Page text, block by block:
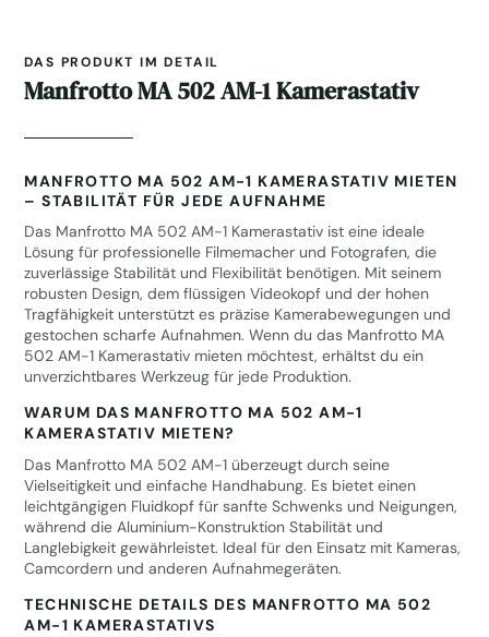
DAS PRODUKT IM DETAIL
Manfrotto MA 502 AM-1 Kamerastativ
MANFROTTO MA 502 AM-1 KAMERASTATIV MIETEN
– STABILITÄT FÜR JEDE AUFNAHME
Das Manfrotto MA 502 AM-1 Kamerastativ ist eine ideale
Lösung für professionelle Filmemacher und Fotografen, die
zuverlässige Stabilität und Flexibilität benötigen. Mit seinem
robusten Design, dem flüssigen Videokopf und der hohen
Tragfähigkeit unterstützt es präzise Kamerabewegungen und
gestochen scharfe Aufnahmen. Wenn du das Manfrotto MA
502 AM-1 Kamerastativ mieten möchtest, erhältst du ein
unverzichtbares Werkzeug für jede Produktion.
WARUM DAS MANFROTTO MA 502 AM-1
KAMERASTATIV MIETEN?
Das Manfrotto MA 502 AM-1 überzeugt durch seine
Vielseitigkeit und einfache Handhabung. Es bietet einen
leichtgängigen Fluidkopf für sanfte Schwenks und Neigungen,
während die Aluminium-Konstruktion Stabilität und
Langlebigkeit gewährleistet. Ideal für den Einsatz mit Kameras,
Camcordern und anderen Aufnahmegeräten.
TECHNISCHE DETAILS DES MANFROTTO MA 502
AM-1 KAMERASTATIVS